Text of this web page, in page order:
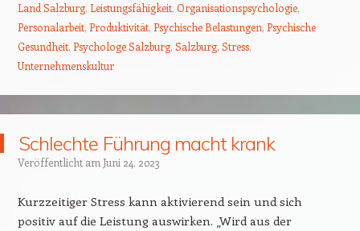
Land Salzburg, Leistungsfähigkeit, Organisationspsychologie,
Personalarbeit, Produktivität, Psychische Belastungen, Psychische
Gesundheit, Psychologe Salzburg, Salzburg, Stress,
Unternehmenskultur
Schlechte Führung macht krank
Veröffentlicht am Juni 24, 2023
Kurzzeitiger Stress kann aktivierend sein und sich
positiv auf die Leistung auswirken. „Wird aus der